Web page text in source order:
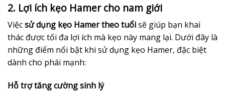
2. Lợi ích kẹo Hamer cho nam giới
Việcsử dụng kẹo Hamer theo tuổisẽ giúp bạn khai
thác được tối đa lợi ích mà kẹo này mang lại. Dưới đây là
những điểm nổi bật khi sử dụng kẹo Hamer, đặc biệt
dành cho phái mạnh:
Hỗ trợ tăng cường sinh lý